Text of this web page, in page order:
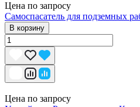
Цена по запросу
Самоспасатель для подземных
В корзину
Цена по запросу